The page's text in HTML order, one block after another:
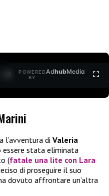
POWERED
BY
AdhubMedia
l’avventura di Valeria
essere stata eliminata
(fatale una lite con Lara
di proseguire il suo
dovuto affrontare un’altra